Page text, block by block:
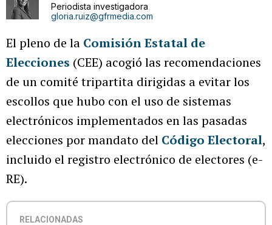
Periodista investigadora
gloria.ruiz@gfrmedia.com
El pleno de la Comisión Estatal de
Elecciones (CEE) acogió las recomendaciones
de un comité tripartita dirigidas a evitar los
escollos que hubo con el uso de sistemas
electrónicos implementados en las pasadas
elecciones por mandato del Código Electoral,
incluido el registro electrónico de electores (e-
RE).
RELACIONADAS